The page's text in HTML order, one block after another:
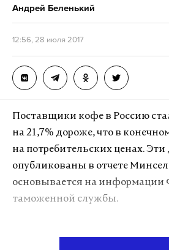
Андрей Беленький
12:56, 28 июля 2017
Поставщики кофе в Россию
на 21,7% дороже, что в
на потребительских ценах.
опубликованы в отчете
основывается на информации
таможенной службы.